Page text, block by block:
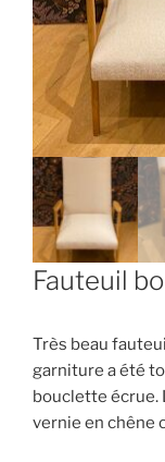
Fauteuil
Très beau
garniture a été
bouclette écrue.
vernie en chêne